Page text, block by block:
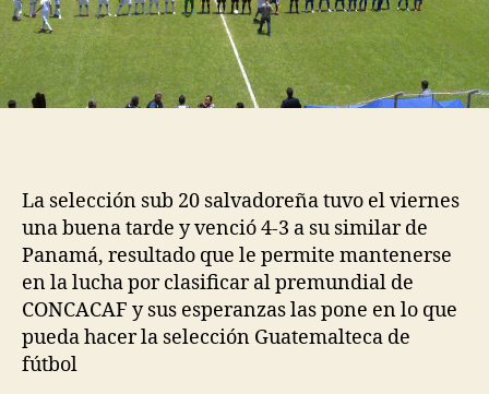
La selección sub 20 salvadoreña tuvo el viernes
una buena tarde y venció 4-3 a su similar de
Panamá, resultado que le permite mantenerse
en la lucha por clasificar al premundial de
CONCACAF y sus esperanzas las pone en lo que
pueda hacer la selección Guatemalteca de
fútbol